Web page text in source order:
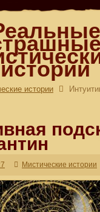
истории
истории
Мистические истории